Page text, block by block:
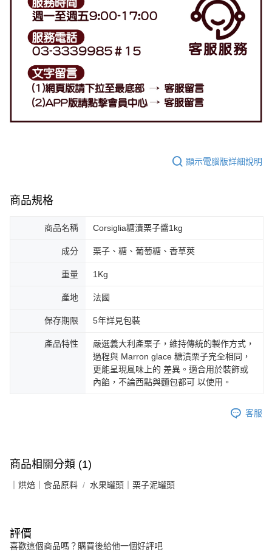
顯示電腦版詳細說明
商品規格
商品名稱 Corsiglia糖漬栗子醬1kg
成分 栗子、糖、葡萄糖、香草莢
重量 1Kg
產地 法國
保存期限 5年詳見包裝
產品特性
嚴選義大利產栗子，維持傳統的製作方式，
過程與 Marron glace 糖漬栗子完全相同，
更能呈現風味上的 差異。適合用於裝飾或
內餡，不論西點與麵包都可 以使用。
客服
商品相關分類 (1)
｜烘焙｜食品原料 水果罐頭｜栗子泥罐頭
評價
喜歡這個商品嗎？購買後給他一個好評吧